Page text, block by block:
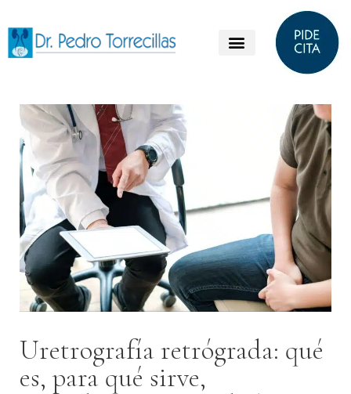
Uretrografía retrógrada: qué
es, para qué sirve,